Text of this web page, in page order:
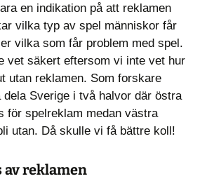
en indikation på att reklamen
vilka typ av spel människor får
vilka som får problem med spel.
vet säkert eftersom vi inte vet hur
utan reklamen. Som forskare
Sverige i två halvor där östra
för spelreklam medan västra
utan. Då skulle vi få bättre koll!
av reklamen